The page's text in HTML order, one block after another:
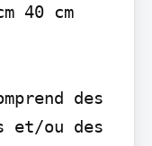
40 cm
des
et/ou des